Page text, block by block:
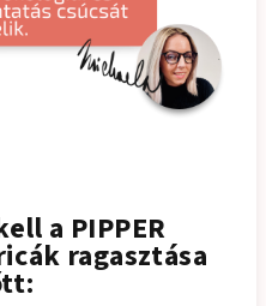
a PIPPER
ragasztása